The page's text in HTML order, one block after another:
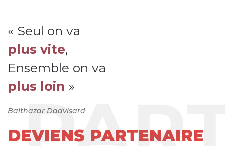
« Seul on va
plus vite,
Ensemble on va
plus loin »
Balthazar Dadvisard
DEVIENS PARTENAIRE